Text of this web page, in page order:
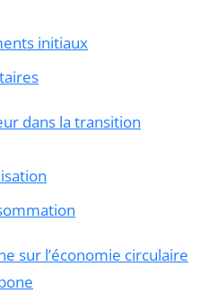
initiaux
dans la transition
sur l’économie circulaire